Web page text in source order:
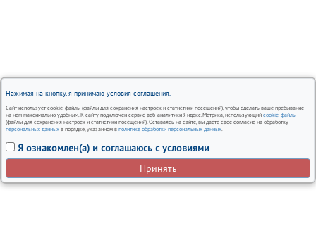
Нажимая на кнопку, я принимаю условия соглашения.
Сайт использует cookie-файлы (файлы для сохранения настроек и статистики посещений), чтобы сделать ваше пребывание
на нем максимально удобным. К сайту подключен сервис веб-аналитики Яндекс.Метрика, использующий cookie-файлы
(файлы для сохранения настроек и статистики посещений). Оставаясь на сайте, вы даете свое согласие на обработку
персональных данных в порядке, указанном в политике обработки персональных данных.
Я ознакомлен(а) и соглашаюсь с условиями
Принять